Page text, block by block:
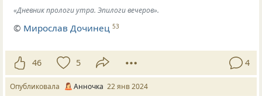
«Дневник прологи утра. Эпилоги вечеров».
© Мирослав Дочинец 53
46 5 4
Опубликовала Анночка 22 янв 2024